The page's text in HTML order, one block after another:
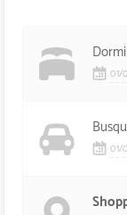
Dormi
01/
01/